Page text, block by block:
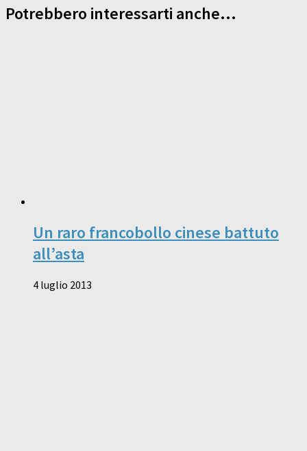
Potrebbero interessarti anche...
Un raro francobollo cinese battuto
all’asta
4 luglio 2013